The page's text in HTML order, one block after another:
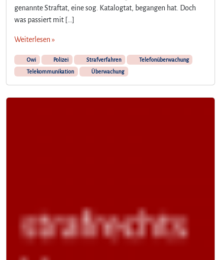
genannte Straftat, eine sog. Katalogtat, begangen hat. Doch
was passiert mit […]
Weiterlesen »
Owi Polizei Strafverfahren
Telefonüberwachung
Telekommunikation
Überwachung